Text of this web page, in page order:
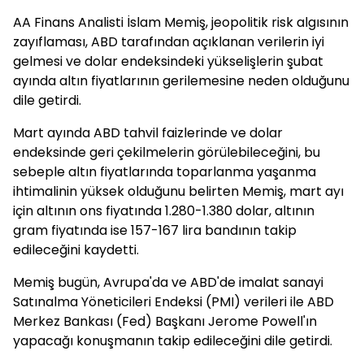
AA Finans Analisti İslam Memiş, jeopolitik risk algısının
zayıflaması, ABD tarafından açıklanan verilerin iyi
gelmesi ve dolar endeksindeki yükselişlerin şubat
ayında altın fiyatlarının gerilemesine neden olduğunu
dile getirdi.
Mart ayında ABD tahvil faizlerinde ve dolar
endeksinde geri çekilmelerin görülebileceğini, bu
sebeple altın fiyatlarında toparlanma yaşanma
ihtimalinin yüksek olduğunu belirten Memiş, mart ayı
için altının ons fiyatında 1.280-1.380 dolar, altının
gram fiyatında ise 157-167 lira bandının takip
edileceğini kaydetti.
Memiş bugün, Avrupa'da ve ABD'de imalat sanayi
Satınalma Yöneticileri Endeksi (PMI) verileri ile ABD
Merkez Bankası (Fed) Başkanı Jerome Powell'ın
yapacağı konuşmanın takip edileceğini dile getirdi.